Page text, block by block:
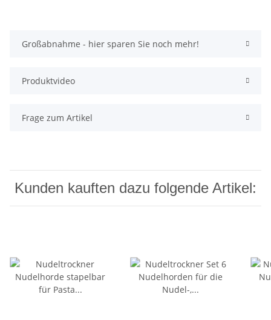
Großabnahme - hier sparen Sie noch mehr!
Produktvideo
Frage zum Artikel
Kunden kauften dazu folgende Artikel: